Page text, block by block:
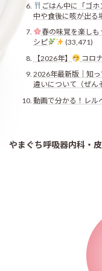
ごはん中に「ゴホ
中や食後に咳が出る
春の味覚を楽し
シピ
(33,471)
【2026年】
コロ
2026年最新版｜知
違いについて（ぜん
動画で分かる！レル
やまぐち呼吸器内科・